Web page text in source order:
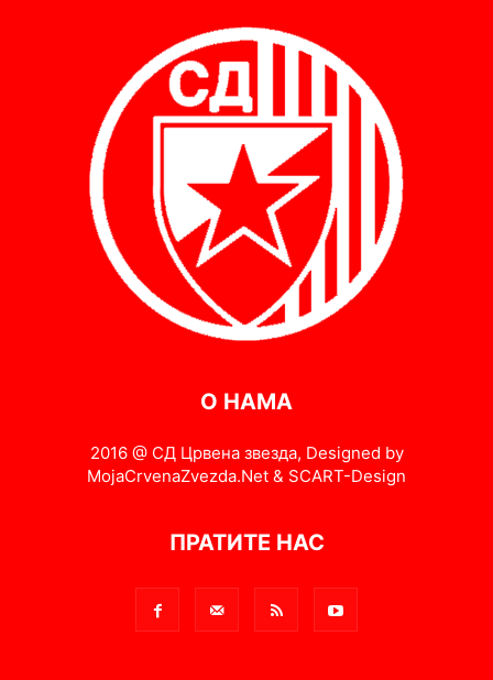
О НАМА
2016 @ СД Црвена звезда, Designed by
MojaCrvenaZvezda.Net & SCART-Design
ПРАТИТЕ НАС